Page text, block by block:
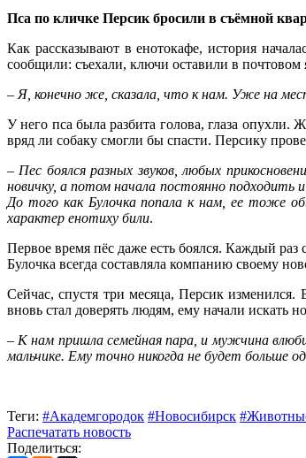
Пса по кличке Персик бросили в съёмной
Как рассказывают в енотокафе, история
сообщили: съехали, ключи оставили в почтовом
– Я, конечно же, сказала, что к нам. Уже на
У него пса была разбита голова, глаза
вряд ли собаку смогли бы спасти. Персику
– Пес боялся разных звуков, любых
новичку, а потом начала постоянно подходить
До того как Булочка попала к нам, ее тоже
характер енотиху били.
Первое время пёс даже есть боялся. Каждый
Булочка всегда составляла компанию своему
Сейчас, спустя три месяца, Персик
вновь стал доверять людям, ему начали искать
– К нам пришла семейная пара, и мужчина
мальчике. Ему точно никогда не будет больше
Теги: #Академгородок #Новосибирск
Распечатать новость
Поделиться: